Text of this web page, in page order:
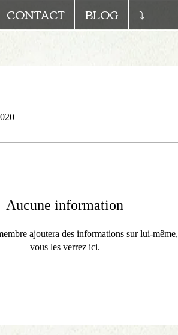
CONTACT BLOG ⤵️
Aucune information
ajoutera des informations sur lui-même,
vous les verrez ici.